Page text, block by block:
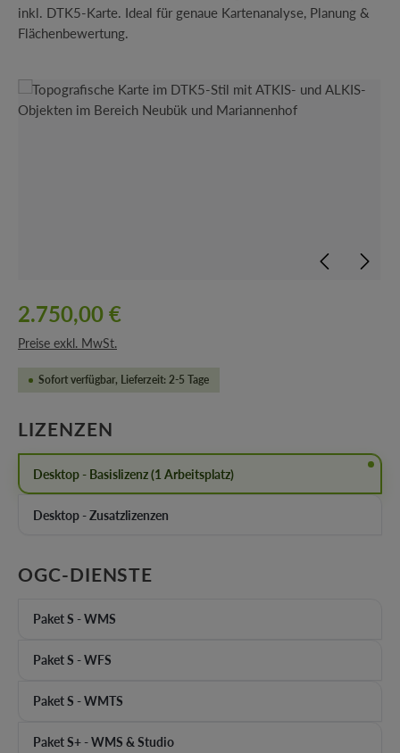
inkl. DTK5-Karte. Ideal für genaue Kartenanalyse, Planung &
Flächenbewertung.
Bildergalerie überspringen
2.750,00 €
Preise exkl. MwSt.
Sofort verfügbar, Lieferzeit: 2-5 Tage
LIZENZEN
Desktop - Basislizenz (1 Arbeitsplatz)
Desktop - Zusatzlizenzen
OGC-DIENSTE
Paket S - WMS
Paket S - WFS
Paket S - WMTS
Paket S+ - WMS & Studio